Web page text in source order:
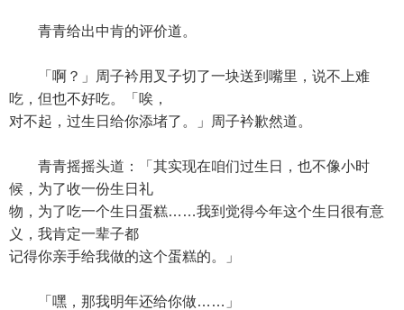
青青给出中肯的评价道。
「啊？」周子衿用叉子切了一块送到嘴里，说不上难
吃，但也不好吃。「唉，
对不起，过生日给你添堵了。」周子衿歉然道。
青青摇摇头道：「其实现在咱们过生日，也不像小时
候，为了收一份生日礼
物，为了吃一个生日蛋糕……我到觉得今年这个生日很有意
义，我肯定一辈子都
记得你亲手给我做的这个蛋糕的。」
「嘿，那我明年还给你做……」